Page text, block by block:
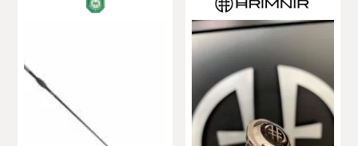
TOPREITER